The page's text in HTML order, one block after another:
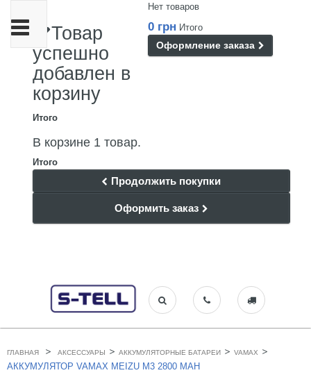
Нет товаров
0 грн Итого
Оформление заказа
Товар
успешно
добавлен в
корзину
Итого
В корзине 1 товар.
Итого
Продолжить покупки
Оформить заказ
Переключить
навигации
ГЛАВНАЯ > АКСЕССУАРЫ > АККУМУЛЯТОРНЫЕ БАТАРЕИ > VAMAX >
АККУМУЛЯТОР VAMAX MEIZU M3 2800 MAH